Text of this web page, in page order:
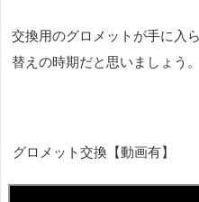
交換用のグロメットが手に入
替えの時期だと思いましょう。
グロメット交換【動画有】